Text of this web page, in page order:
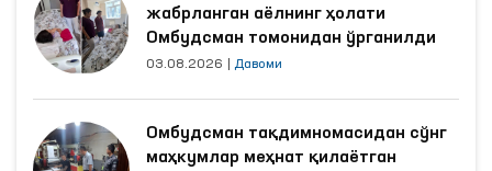
жабрланган аёлнинг ҳолати
Омбудсман томонидан ўрганилди
03.08.2026 Давоми
Омбудсман тақдимномасидан сўнг
маҳкумлар меҳнат қилаётган